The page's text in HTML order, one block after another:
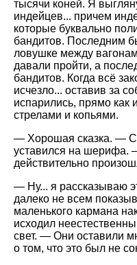
тысячи коней. Я
индейцев... причем
которые буквально
бандитов. Последним
ловушке между
давали пройти, а
бандитов. Когда всё
исчезло... оставив за
испарились, прямо как
стрелами и копьями.
— Хорошая сказка. —
уставился на шерифа.
действительно
— Ну... я рассказываю
далеко не всем
маленького кармана
исходил
свет. — Они оставили
о том, что это был не